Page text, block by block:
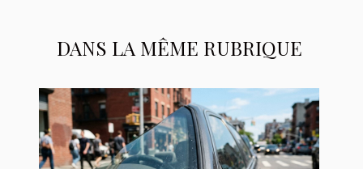
DANS LA MÊME RUBRIQUE